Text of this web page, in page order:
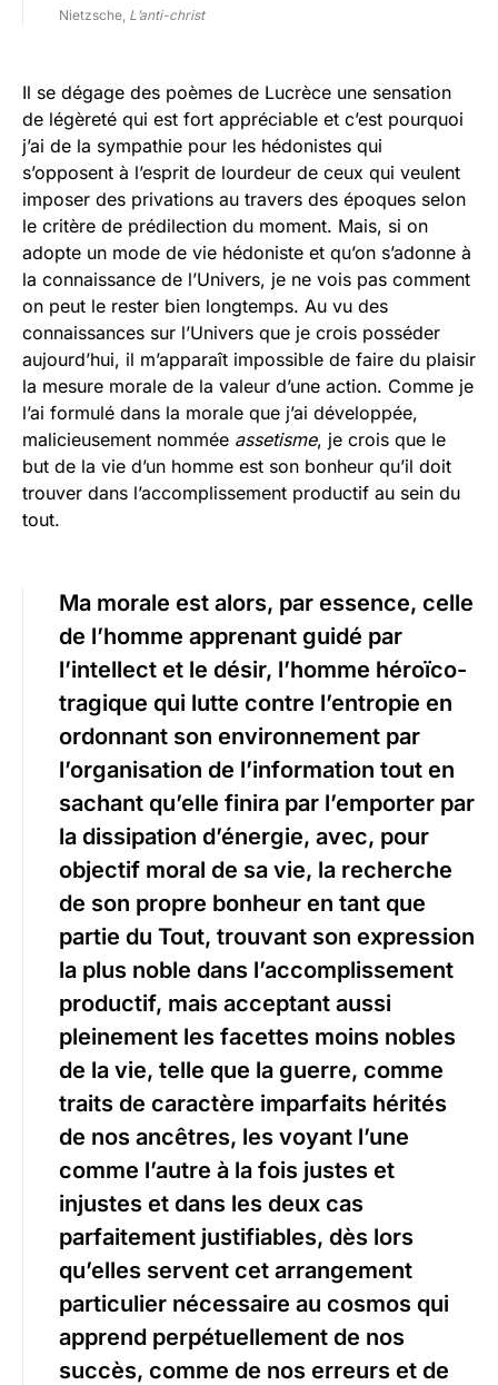
Nietzsche, L’anti-christ
Il se dégage des poèmes de Lucrèce une sensation
de légèreté qui est fort appréciable et c’est pourquoi
j’ai de la sympathie pour les hédonistes qui
s’opposent à l’esprit de lourdeur de ceux qui veulent
imposer des privations au travers des époques selon
le critère de prédilection du moment. Mais, si on
adopte un mode de vie hédoniste et qu’on s’adonne à
la connaissance de l’Univers, je ne vois pas comment
on peut le rester bien longtemps. Au vu des
connaissances sur l’Univers que je crois posséder
aujourd’hui, il m’apparaît impossible de faire du plaisir
la mesure morale de la valeur d’une action. Comme je
l’ai formulé dans la morale que j’ai développée,
malicieusement nommée assetisme, je crois que le
but de la vie d’un homme est son bonheur qu’il doit
trouver dans l’accomplissement productif au sein du
tout.
Ma morale est alors, par essence, celle
de l’homme apprenant guidé par
l’intellect et le désir, l’homme héroïco-
tragique qui lutte contre l’entropie en
ordonnant son environnement par
l’organisation de l’information tout en
sachant qu’elle finira par l’emporter par
la dissipation d’énergie, avec, pour
objectif moral de sa vie, la recherche
de son propre bonheur en tant que
partie du Tout, trouvant son expression
la plus noble dans l’accomplissement
productif, mais acceptant aussi
pleinement les facettes moins nobles
de la vie, telle que la guerre, comme
traits de caractère imparfaits hérités
de nos ancêtres, les voyant l’une
comme l’autre à la fois justes et
injustes et dans les deux cas
parfaitement justifiables, dès lors
qu’elles servent cet arrangement
particulier nécessaire au cosmos qui
apprend perpétuellement de nos
succès, comme de nos erreurs et de